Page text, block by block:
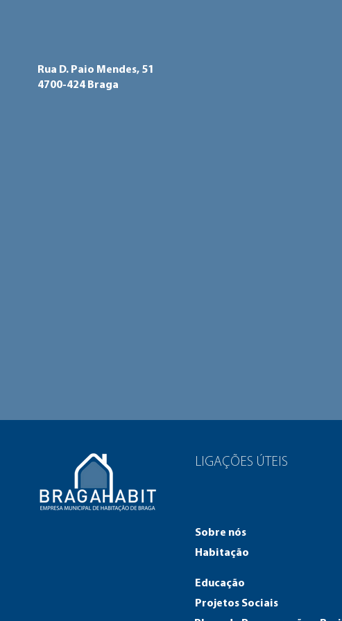
Rua D. Paio Mendes, 51
4700-424 Braga
LIGAÇÕES ÚTEIS
Sobre nós
Habitação
Educação
Projetos Sociais